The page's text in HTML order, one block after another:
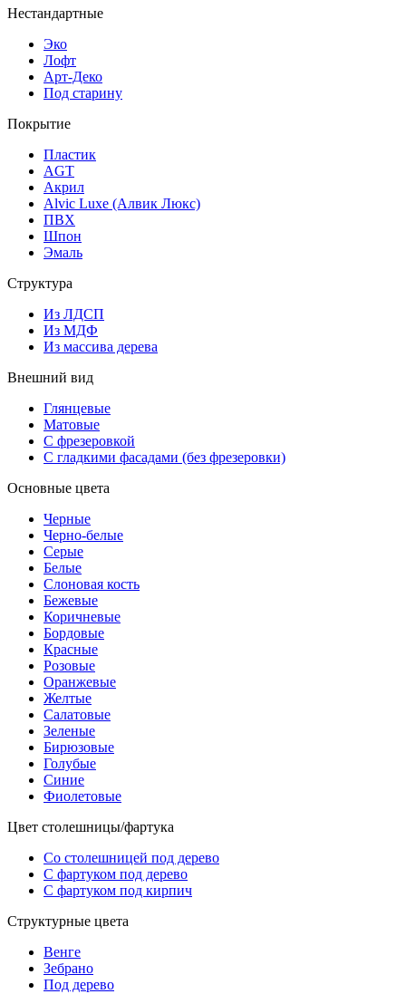
Нестандартные
Эко
Лофт
Арт-Деко
Под старину
Покрытие
Пластик
AGT
Акрил
Alvic Luxe (Алвик Люкс)
ПВХ
Шпон
Эмаль
Структура
Из ЛДСП
Из МДФ
Из массива дерева
Внешний вид
Глянцевые
Матовые
С фрезеровкой
С гладкими фасадами (без фрезеровки)
Основные цвета
Черные
Черно-белые
Серые
Белые
Слоновая кость
Бежевые
Коричневые
Бордовые
Красные
Розовые
Оранжевые
Желтые
Салатовые
Зеленые
Бирюзовые
Голубые
Синие
Фиолетовые
Цвет столешницы/фартука
Со столешницей под дерево
С фартуком под дерево
С фартуком под кирпич
Структурные цвета
Венге
Зебрано
Под дерево